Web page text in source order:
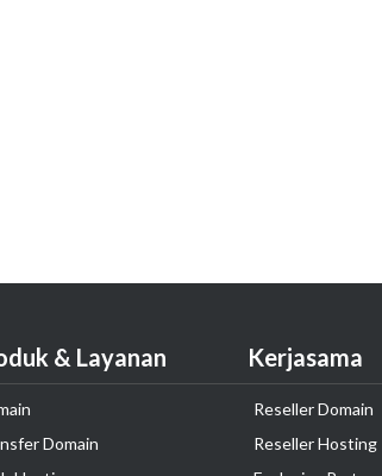
& Layanan
Domain
Kerjasama
Reseller Domain
Reseller Hosting